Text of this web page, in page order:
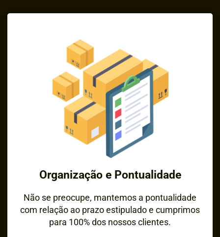
Organização e Pontualidade
Não se preocupe, mantemos a pontualidade
com relação ao prazo estipulado e cumprimos
para 100% dos nossos clientes.